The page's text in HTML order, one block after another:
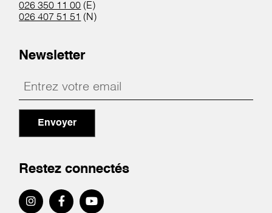
026 350 11 00 (E)
026 407 51 51 (N)
Newsletter
Envoyer
Restez connectés